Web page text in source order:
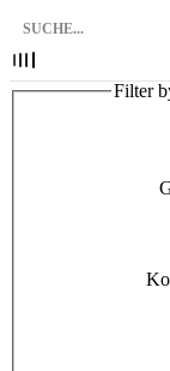
Filter